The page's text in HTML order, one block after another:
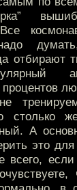
отбирают
столько
А
это
всего,